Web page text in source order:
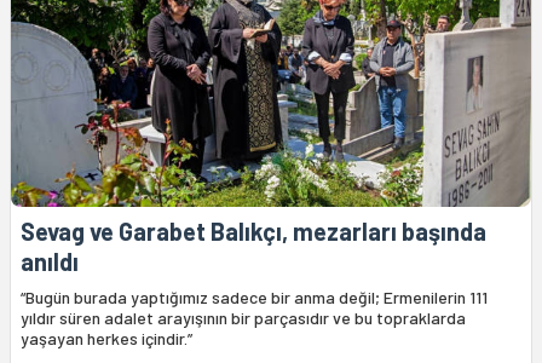
Sevag ve Garabet Balıkçı, mezarları başında
anıldı
“Bugün burada yaptığımız sadece bir anma değil; Ermenilerin 111
yıldır süren adalet arayışının bir parçasıdır ve bu topraklarda
yaşayan herkes içindir.”